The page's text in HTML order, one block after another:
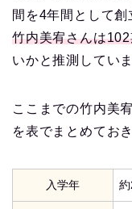
間を4年間として創
竹内美宥さんは
いかと推測していま
ここまでの竹内美
を表でまとめておき
入学年